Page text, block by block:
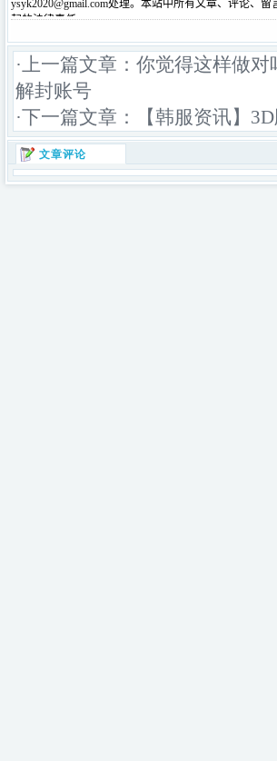
·上一篇文章： 你觉得这样做对
解封账号
·下一篇文章：
【韩服资讯】
文章评论